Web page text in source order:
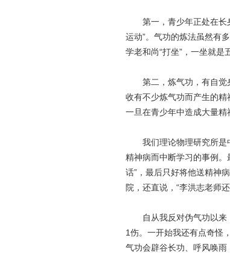
第一，青少年正处在长身
运动”。气功的炼法虽然有
学老和尚“打坐”，一坐就是
第二，炼气功，有自觉身
收有不少炼气功而产生的
一旦在青少年中造成大量
我们理论物理研究所是
精神病而中断学习的事例
话”，最后只好将他送精神
院，还直说，“李洪志老师
自从我反对伪气功以来
1伤。一开始我还有点奇怪
气功会辟谷长功、呼风唤